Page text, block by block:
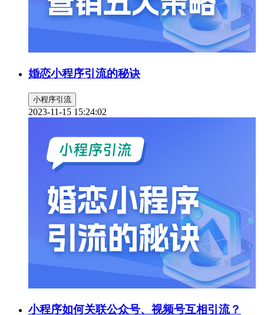
婚恋小程序引流的秘诀
小程序引流
2023-11-15 15:24:02
小程序如何关联公众号、视频号互相引流？